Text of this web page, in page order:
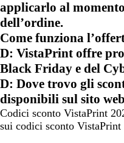
applicarlo al
dell’ordine.
Come funziona
D: VistaPrint offre
Black Friday e del
D: Dove trovo gli
disponibili sul sito
Codici sconto VistaPrint
sui codici sconto